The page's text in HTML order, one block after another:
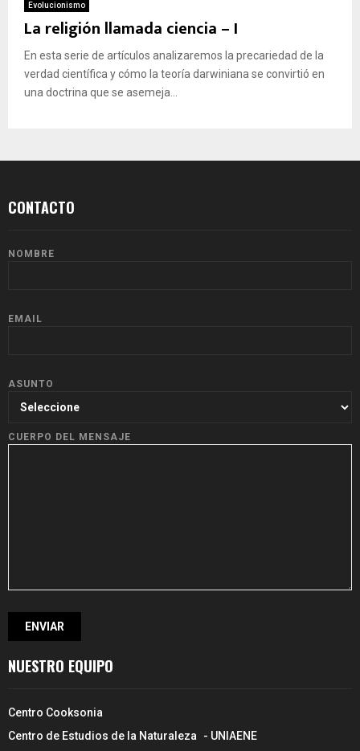
Evolucionismo
La religión llamada ciencia – I
En esta serie de artículos analizaremos la precariedad de la
verdad científica y cómo la teoría darwiniana se convirtió en
una doctrina que se asemeja...
CONTACTO
NOMBRE
EMAIL
ASUNTO
CUERPO DEL MENSAJE
NUESTRO EQUIPO
Centro Cooksonia
Centro de Estudios de la Naturaleza - UNIAENE